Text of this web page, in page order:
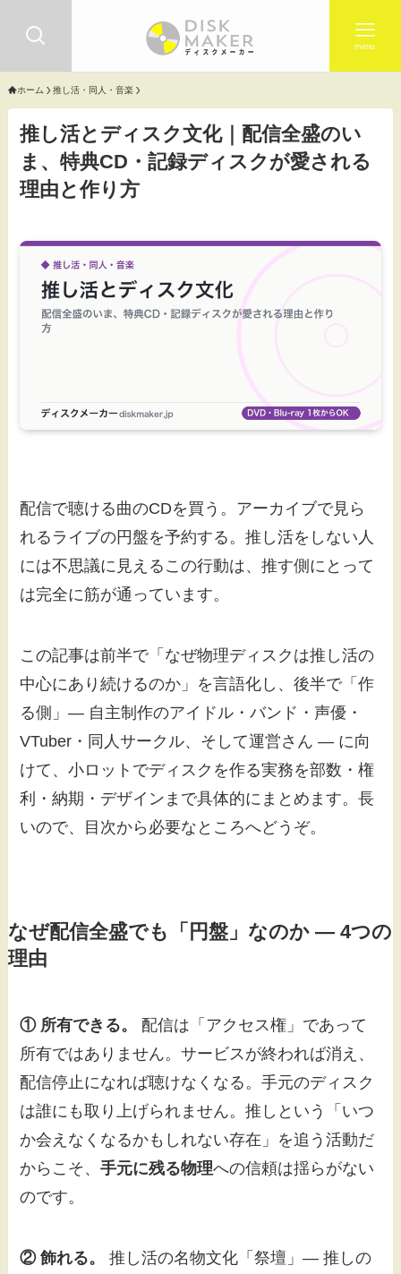
menu
ホーム 推し活・同人・音楽
推し活とディスク文化｜配信全盛のい
ま、特典CD・記録ディスクが愛される
理由と作り方
配信で聴ける曲のCDを買う。アーカイブで見ら
れるライブの円盤を予約する。推し活をしない人
には不思議に見えるこの行動は、推す側にとって
は完全に筋が通っています。
この記事は前半で「なぜ物理ディスクは推し活の
中心にあり続けるのか」を言語化し、後半で「作
る側」— 自主制作のアイドル・バンド・声優・
VTuber・同人サークル、そして運営さん — に向
けて、小ロットでディスクを作る実務を部数・権
利・納期・デザインまで具体的にまとめます。長
いので、目次から必要なところへどうぞ。
なぜ配信全盛でも「円盤」なのか — 4つの
理由
① 所有できる。
配信は「アクセス権」であって
所有ではありません。サービスが終われば消え、
配信停止になれば聴けなくなる。手元のディスク
は誰にも取り上げられません。推しという「いつ
か会えなくなるかもしれない存在」を追う活動だ
からこそ、手元に残る物理への信頼は揺らがない
のです。
② 飾れる。
推し活の名物文化「祭壇」— 推しの